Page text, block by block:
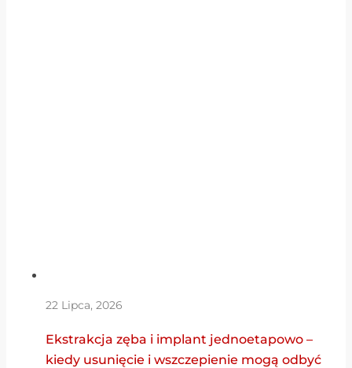
22 Lipca, 2026
Ekstrakcja zęba i implant jednoetapowo –
kiedy usunięcie i wszczepienie mogą odbyć